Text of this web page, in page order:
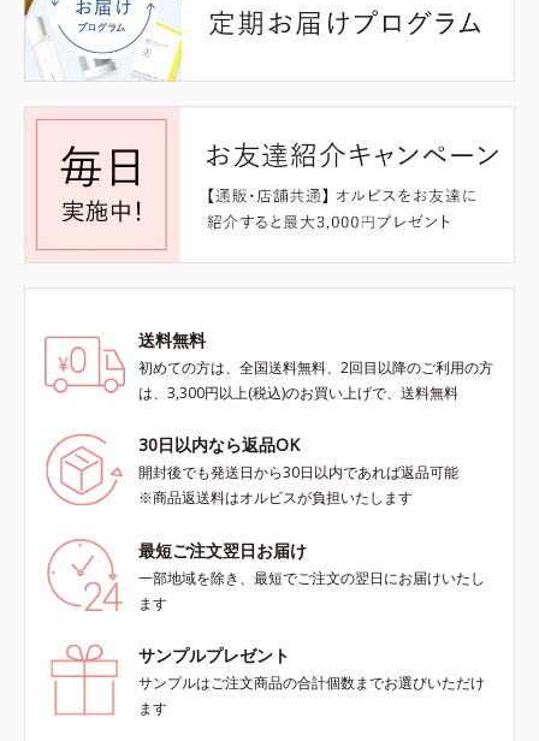
送料無料
初めての方は、全国送料無料、2回目以降のご利用の方
は、3,300円以上(税込)のお買い上げで、送料無料
30日以内なら返品OK
開封後でも発送日から30日以内であれば返品可能
※商品返送料はオルビスが負担いたします
最短ご注文翌日お届け
一部地域を除き、最短でご注文の翌日にお届けいたし
ます
サンプルプレゼント
サンプルはご注文商品の合計個数までお選びいただけ
ます